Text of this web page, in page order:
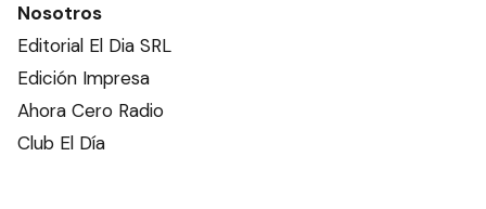
Nosotros
Editorial El Dia SRL
Edición Impresa
Ahora Cero Radio
Club El Día